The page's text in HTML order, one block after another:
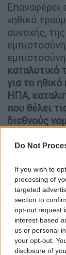
Do Not
If you wish to
processing of
targeted
section to
opt-out request
interest-based
us or personal
your opt-out.
disclosure of
Επαναφέρει
«ηθικό
συνοχής,
καταλυτικό
για το
ΗΠΑ,
που θέλει
διεθνούς
Αυτή η
κινήματα
Wall
Wall Street
the Fed,
δόρατος»,
σύστημα,
του κακού.